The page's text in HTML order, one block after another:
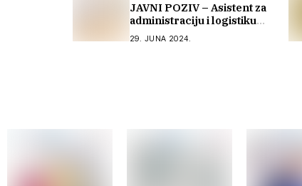
JAVNI POZIV – Asistent za
administraciju i logistiku
(1 izvršilac)
29. JUNA 2024.